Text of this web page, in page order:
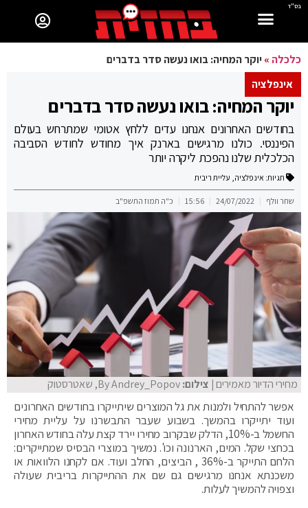
בס"ד
כלכלה »יוקר המחיה: בואו נעשה סדר בדברים
אינפלציה
יוקר המחיה: בואו נעשה סדר בדברים
בחודשים האחרונים אנחנו עדים ללחץ אטומי שמתרחש בעולם
הפיננסי. כולנו מרגישים בארנק איך מחודש לחודש הסביבה
הכלכלית שלנו נהפכת ליקרה יותר
תגיות: אינפלציה, עליית ריבית
שחר וולף 24/07/2022
15:56 כ"ה תמוז התשפ"ב
מחירי הדיור מאמירים | צילום:By Andrey_Popov, שאטרסטוק
אפשר להתחיל ולמנות את גל המוצרים שיתייקרו בחודשים האחרונים
ועוד יתייקרו בהמשך. בשבוע שעבר התבשרנו על עליית מחירי
החשמל ב-10%, הדלק שבקרוב מחירו יירד קצת עלה בחודש האחרון
בכחצי שקל. המים, הארנונה וכו'. נמשיך במוצרי הבסיס שמתייקרים:
הלחם התייקר ב-36% , הביצים, החלב ועוד. אם לקחנו הלוואות או
משכנתא אנחנו מרגישים גם שם את ההתייקרות בריבית שעולה
וצפויה להמשיך לעלות.